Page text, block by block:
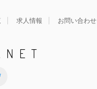
求人情報 お問い合わせ